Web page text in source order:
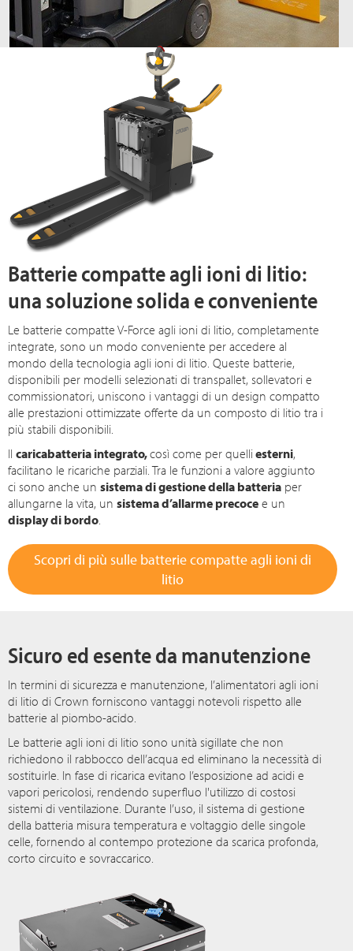
Batterie compatte agli ioni di litio:
una soluzione solida e conveniente
Le batterie compatte V-Force agli ioni di litio, completamente
integrate, sono un modo conveniente per accedere al
mondo della tecnologia agli ioni di litio. Queste batterie,
disponibili per modelli selezionati di transpallet, sollevatori e
commissionatori, uniscono i vantaggi di un design compatto
alle prestazioni ottimizzate offerte da un composto di litio tra i
più stabili disponibili.
Ilcaricabatteria integrato,così come per quelliesterni,
facilitano le ricariche parziali. Tra le funzioni a valore aggiunto
ci sono anche unsistema di gestione della batteria per
allungarne la vita, unsistema d’allarme precoce e un
display di bordo.
Scopri di più sulle batterie compatte agli ioni di
litio
Sicuro ed esente da manutenzione
In termini di sicurezza e manutenzione, l’alimentatori agli ioni
di litio di Crown forniscono vantaggi notevoli rispetto alle
batterie al piombo-acido.
Le batterie agli ioni di litio sono unità sigillate che non
richiedono il rabbocco dell’acqua ed eliminano la necessità di
sostituirle. In fase di ricarica evitano l’esposizione ad acidi e
vapori pericolosi, rendendo superfluo l'utilizzo di costosi
sistemi di ventilazione. Durante l’uso, il sistema di gestione
della batteria misura temperatura e voltaggio delle singole
celle, fornendo al contempo protezione da scarica profonda,
corto circuito e sovraccarico.